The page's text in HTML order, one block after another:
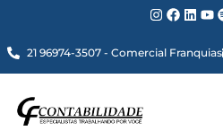
21 96974-3507 - Comercial Franquias